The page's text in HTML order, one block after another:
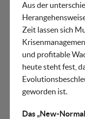
Aus der
Zeit lassen sich
und profitable
heute steht fest,
geworden ist.
Das „New-